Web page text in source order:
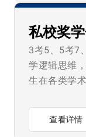
私校奖
3考5、5考7
学逻辑思维
生在各类学
查看详情